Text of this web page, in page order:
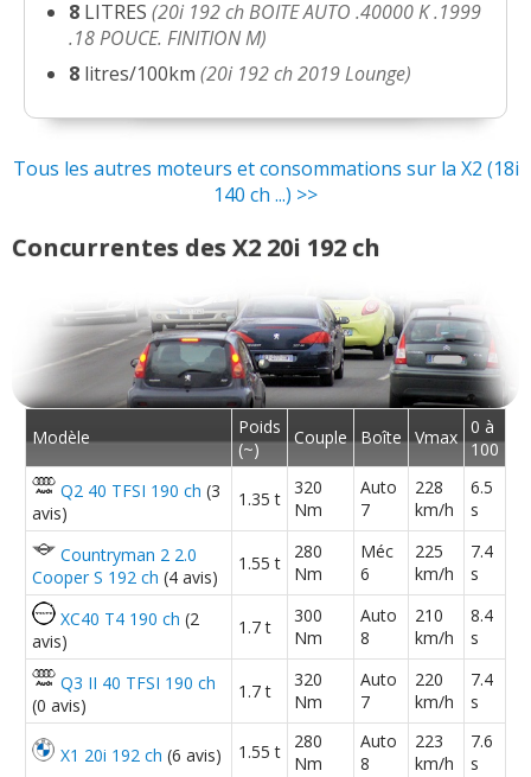
8 LITRES(20i 192 ch BOITE AUTO .40000 K .1999
.18 POUCE. FINITION M)
8 litres/100km(20i 192 ch 2019 Lounge)
Tous les autres moteurs et consommations sur la X2 (18i
140 ch ...) >>
Concurrentes des X2 20i 192 ch
Modèle
Poids
(~)
Couple Boîte Vmax 0 à
100
Q2 40 TFSI 190 ch (3
avis)
1.35 t
320
Nm
Auto
7
228
km/h
6.5
s
Countryman 2 2.0
Cooper S 192 ch (4 avis)
1.55 t
280
Nm
Méc
6
225
km/h
7.4
s
XC40 T4 190 ch (2
avis)
1.7 t
300
Nm
Auto
8
210
km/h
8.4
s
Q3 II 40 TFSI 190 ch
(0 avis)
1.7 t
320
Nm
Auto
7
220
km/h
7.4
s
X1 20i 192 ch (6 avis) 1.55 t
280
Nm
Auto
8
223
km/h
7.6
s